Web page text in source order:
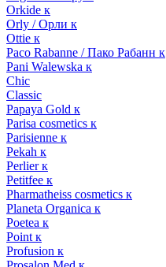
Orkide к
Orly / Орли к
Ottie к
Paco Rabanne / Пако Рабанн к
Pani Walewska к
Chic
Classic
Papaya Gold к
Parisa cosmetics к
Parisienne к
Pekah к
Perlier к
Petitfee к
Pharmatheiss cosmetics к
Planeta Organica к
Poetea к
Point к
Profusion к